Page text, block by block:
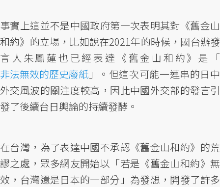
事實上這並不是中國政府第一次表明其對《舊金山
和約》的立場，比如說在2021年的時候，國台辦發
言人朱鳳蓮也已經表達《舊金山和約》是「
非法無效的歷史廢紙 」。但這次可能一連串的日中
外交風波的關注度較高，因此中國外交部的發言引
發了後續台日輿論的持續發酵。
在台灣，為了表達中國不承認《舊金山和約》的荒
謬之處，眾多網友開始以「若是《舊金山和約》無
效，台灣還是日本的一部分」為發想，開發了許多